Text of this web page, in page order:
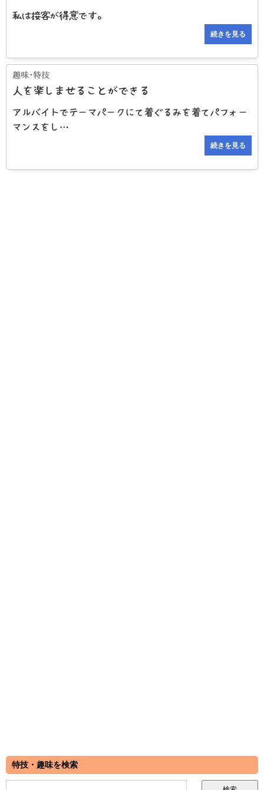
私は接客が得意です。
続きを見る
人を楽しませることができる
アルバイトでテーマパークにて着ぐるみを着てパフォー
マンスをし…
続きを見る
特技・趣味を検索